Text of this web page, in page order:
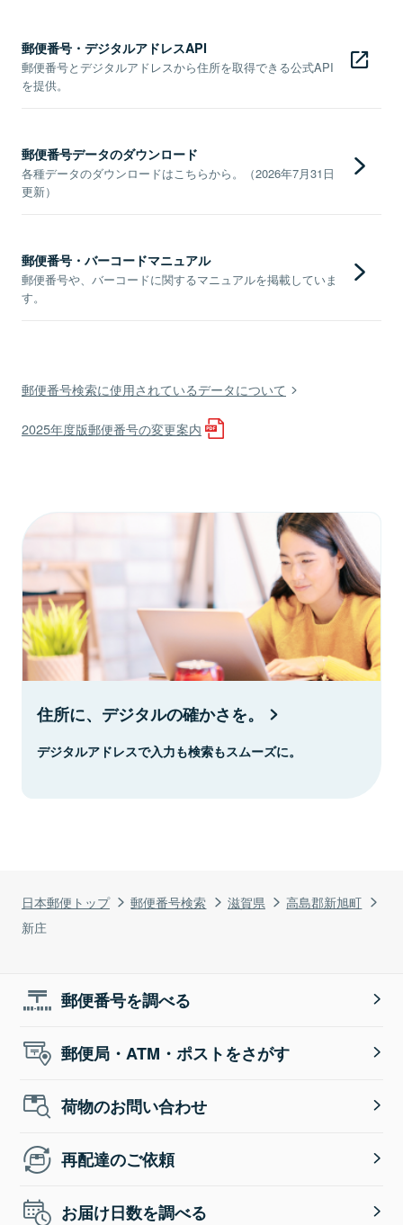
日本郵便トップ 郵便番号検索 滋賀県
高島郡新旭町
新庄
郵便番号・デジタルアドレスAPI
郵便番号とデジタルアドレスから住所を取得できる公式API
を提供。
郵便番号データのダウンロード
各種データのダウンロードはこちらから。（2026年7月31日
更新）
郵便番号・バーコードマニュアル
郵便番号や、バーコードに関するマニュアルを掲載していま
す。
郵便番号検索に使用されているデータについて
2025年度版郵便番号の変更案内
住所に、デジタルの確かさを。
デジタルアドレスで入力も検索もスムーズに。
郵便番号を調べる
郵便局・ATM・ポストをさがす
荷物のお問い合わせ
再配達のご依頼
お届け日数を調べる